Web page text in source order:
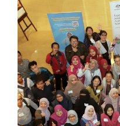
02/
Satu
Disabilitas